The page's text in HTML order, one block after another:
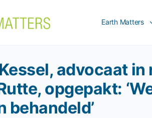
Earth Matters
advocaat
opgepakt:
behandeld’